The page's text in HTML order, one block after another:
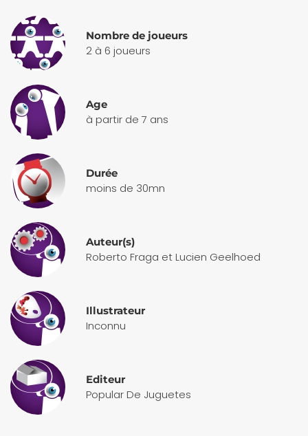
Nombre de joueurs
2 à 6 joueurs
Age
à partir de 7 ans
Durée
moins de 30mn
Auteur(s)
Roberto Fraga et Lucien Geelhoed
Illustrateur
Inconnu
Editeur
Popular De Juguetes